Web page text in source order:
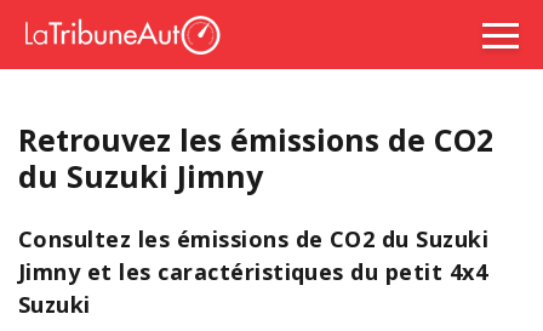
Retrouvez les émissions de CO2
du Suzuki Jimny
Consultez les émissions de CO2 du Suzuki
Jimny et les caractéristiques du petit 4x4
Suzuki